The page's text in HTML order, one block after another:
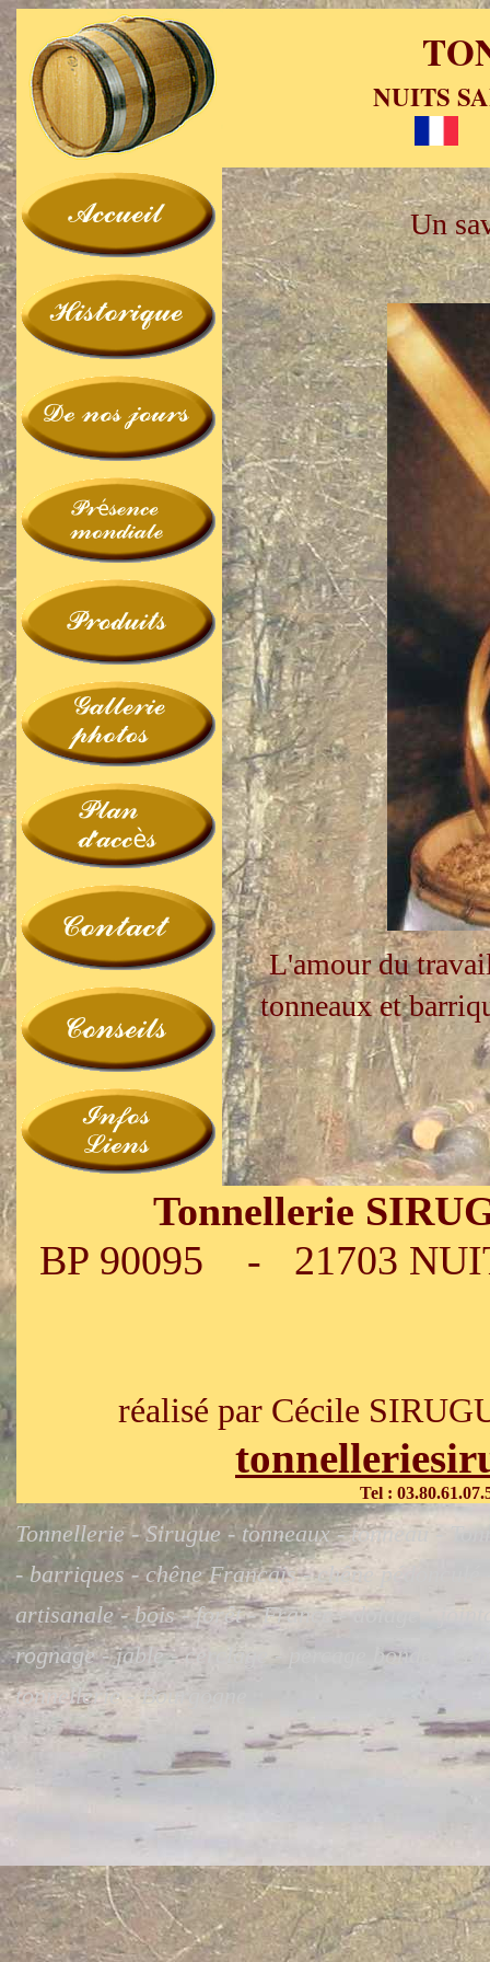
NUITS
Un
L'amour du
tonneaux et
Tonnellerie
BP 90095 - 21703
réalisé par Cécile
Tel :
Tonnellerie - Sirugue - tonneaux - tonneau -
- barriques - chêne Francais - chêne
artisanale - bois - forêt - France - dolage -
rognage - jable - cerclage - percage bonde -
tonnellerie - Bourgogne